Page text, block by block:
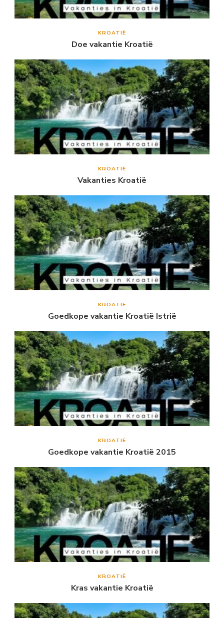
KROATIË
Doe vakantie Kroatië
KROATIË
Vakanties Kroatië
KROATIË
Goedkope vakantie Kroatië Istrië
KROATIË
Goedkope vakantie Kroatië 2015
KROATIË
Kras vakantie Kroatië